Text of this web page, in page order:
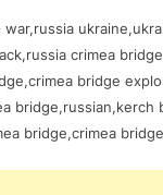
crimea
bridge
bridge,russian,kerch
bridge,crimea